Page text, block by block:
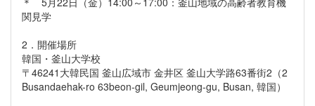
関見学
2．開催場所
韓国・釜山大学校
〒46241大韓民国 釜山広域市 金井区 釜山大学路63番街2（2
Busandaehak-ro 63beon-gil, Geumjeong-gu, Busan, 韓国）